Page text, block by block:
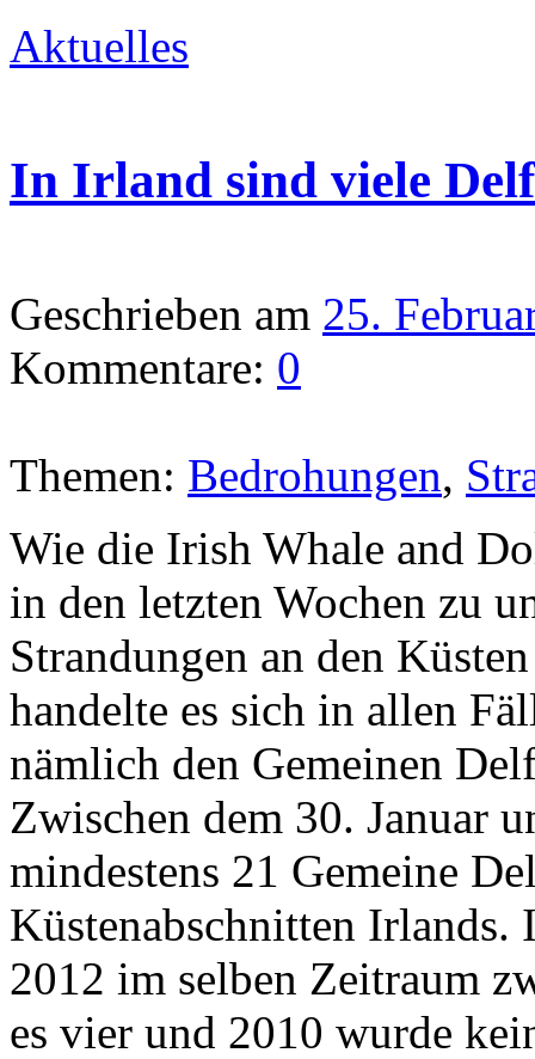
Aktuelles
In Irland sind viele
Geschrieben am 25.
Kommentare: 0
Themen: Bedrohungen,
Wie die Irish Whale and
in den letzten Wochen zu
Strandungen an den
handelte es sich in allen
nämlich den Gemeinen
Zwischen dem 30. Januar
mindestens 21 Gemeine
Küstenabschnitten Irlands.
2012 im selben Zeitraum
es vier und 2010 wurde